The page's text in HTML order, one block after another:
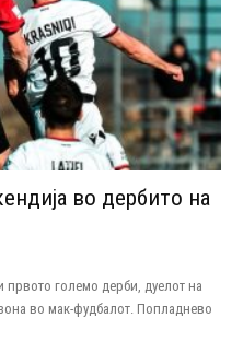
во дербито на
првото големо дерби, дуелот на
во мак-фудбалот. Попладнево